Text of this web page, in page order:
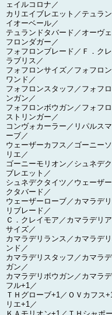
ェイルコロナ／
カリエイブレエット／テュラ
イオーベール／
テュランドタバード／オーヴ
フロンダガー／
フォフロンブレード／Ｆ．ク
ラブリス／
フォフロンサイズ／フォフロ
ワンド／
フォフロンスタッフ／フォフ
ンガン／
フォフロンボウガン／フォフ
ストリンガー／
コンヴォカーラー／リパルス
ーブ／
ウェーザーカフス／ゴーニー
リエ／
ゴーニーモリオン／シュネデ
ブレエット／
シュネデクタイツ／ウェーザ
クタバード／
ウェーザーローブ／カマラデ
リブレード／
Ｃ．クレイモア／カマラデリ
サイズ／
カマラデリランス／カマラデ
ンド／
カマラデリスタッフ／カマラ
ガン／
カマラデリボウガン／カマラ
フル+1／
ＴＨグローブ+1／ＯＶカフス
リエ+1／